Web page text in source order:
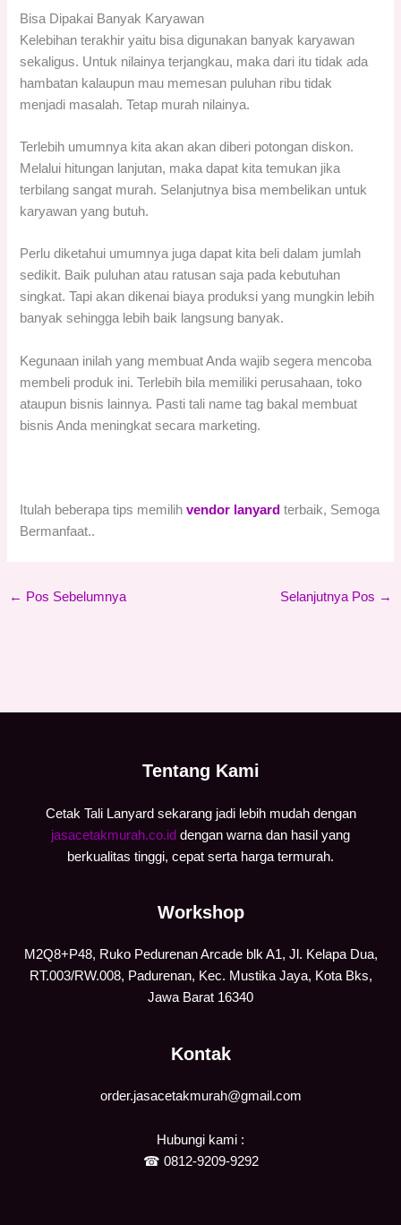
Bisa Dipakai Banyak Karyawan
Kelebihan terakhir yaitu bisa digunakan banyak karyawan
sekaligus. Untuk nilainya terjangkau, maka dari itu tidak ada
hambatan kalaupun mau memesan puluhan ribu tidak
menjadi masalah. Tetap murah nilainya.
Terlebih umumnya kita akan akan diberi potongan diskon.
Melalui hitungan lanjutan, maka dapat kita temukan jika
terbilang sangat murah. Selanjutnya bisa membelikan untuk
karyawan yang butuh.
Perlu diketahui umumnya juga dapat kita beli dalam jumlah
sedikit. Baik puluhan atau ratusan saja pada kebutuhan
singkat. Tapi akan dikenai biaya produksi yang mungkin lebih
banyak sehingga lebih baik langsung banyak.
Kegunaan inilah yang membuat Anda wajib segera mencoba
membeli produk ini. Terlebih bila memiliki perusahaan, toko
ataupun bisnis lainnya. Pasti tali name tag bakal membuat
bisnis Anda meningkat secara marketing.
Itulah beberapa tips memilihvendor lanyard terbaik, Semoga
Bermanfaat..
← Pos Sebelumnya Selanjutnya Pos →
Tentang Kami
Cetak Tali Lanyard sekarang jadi lebih mudah dengan
jasacetakmurah.co.id dengan warna dan hasil yang
berkualitas tinggi, cepat serta harga termurah.
Workshop
M2Q8+P48, Ruko Pedurenan Arcade blk A1, Jl. Kelapa Dua,
RT.003/RW.008, Padurenan, Kec. Mustika Jaya, Kota Bks,
Jawa Barat 16340
Kontak
order.jasacetakmurah@gmail.com
Hubungi kami :
☎ 0812-9209-9292